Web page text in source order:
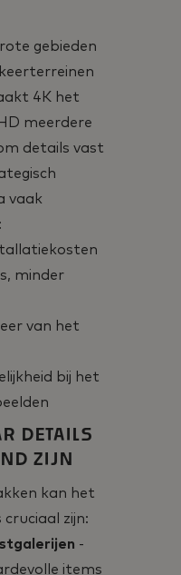
gebieden
4K het
meerdere
details vast
vaak
minder
van het
bij het
DETAILS
ZIJN
kan het
zijn:
-
items